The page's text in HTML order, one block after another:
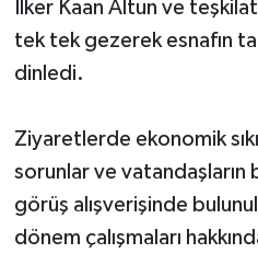
İlker Kaan Altun ve
tek tek gezerek esnafın
dinledi.
Ziyaretlerde ekonomik
sorunlar ve vatandaşların
görüş alışverişinde
dönem çalışmaları